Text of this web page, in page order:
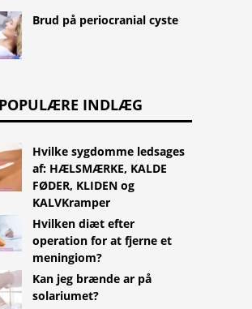
Brud på periocranial cyste
POPULÆRE INDLÆG
Hvilke sygdomme ledsages
af: HÆLSMÆRKE, KALDE
FØDER, KLIDEN og
KALVKramper
Hvilken diæt efter
operation for at fjerne et
meningiom?
Kan jeg brænde ar på
solariumet?